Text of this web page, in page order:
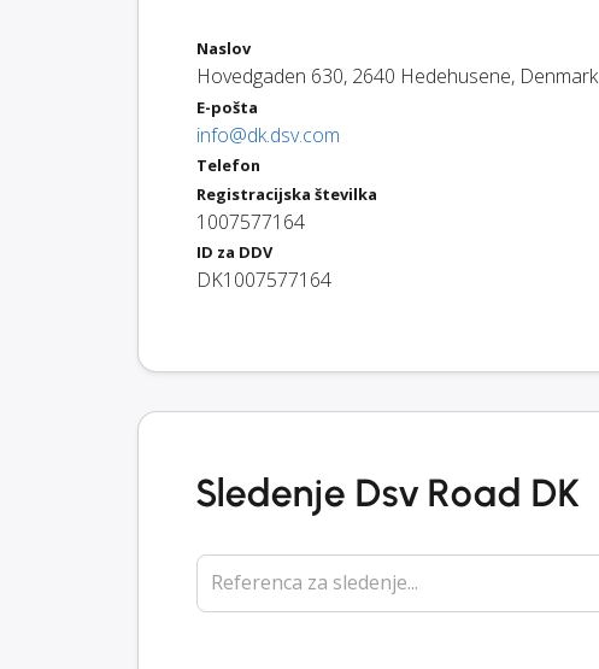
Naslov
Hovedgaden 630, 2640 Hedehusene, Denmark
E-pošta
info@dk.dsv.com
Telefon
Registracijska številka
1007577164
ID za DDV
DK1007577164
Sledenje Dsv Road DK
Referenca za sledenje...